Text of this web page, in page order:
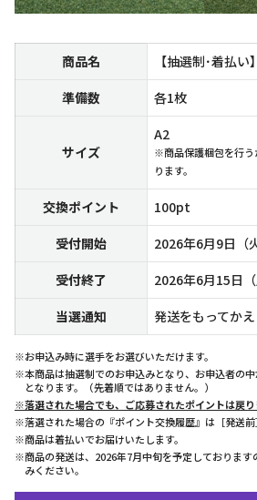
商品名
【抽選制･着払
準備数
各1枚
サイズ
A2
※商品保護梱包を行う
ります。
交換ポイント
100pt
受付開始
2026年6月9日（
受付終了
2026年6月15日
当選通知
発送をもってか
※お申込み時に選手をお選びいただけます。
※本商品は抽選制でのお申込みとなり、お申込者の
となります。（先着順ではありません。）
※落選された場合でも、ご応募されたポイントは戻り
※落選された場合の『ポイント交換履歴』は［発送前
※商品は着払いでお届けいたします。
※商品の発送は、2026年7月中旬を予定しております
みください。